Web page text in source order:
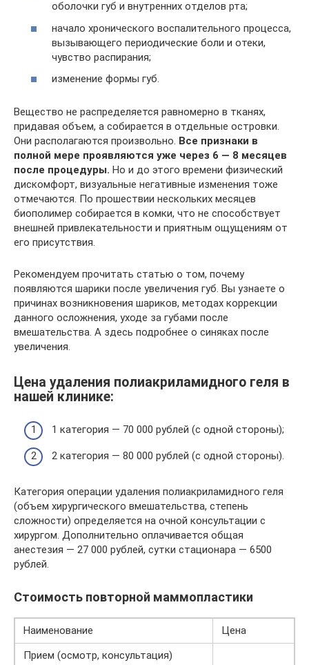
оболочки губ и внутренних отделов рта;
начало хронического воспалительного процесса,
вызывающего периодические боли и отеки,
чувство распирания;
изменение формы губ.
Вещество не распределяется равномерно в тканях,
придавая объем, а собирается в отдельные островки.
Они располагаются произвольно. Все признаки в
полной мере проявляются уже через 6 — 8 месяцев
после процедуры. Но и до этого времени физический
дискомфорт, визуальные негативные изменения тоже
отмечаются. По прошествии нескольких месяцев
биополимер собирается в комки, что не способствует
внешней привлекательности и приятным ощущениям от
его присутствия.
Рекомендуем прочитать статью о том, почему
появляются шарики после увеличения губ. Вы узнаете о
причинах возникновения шариков, методах коррекции
данного осложнения, уходе за губами после
вмешательства. А здесь подробнее о синяках после
увеличения.
Цена удаления полиакриламидного геля в
нашей клинике:
1 категория — 70 000 рублей (с одной стороны);
2 категория — 80 000 рублей (с одной стороны).
Категория операции удаления полиакриламидного геля
(объем хирургического вмешательства, степень
сложности) определяется на очной консультации с
хирургом. Дополнительно оплачивается общая
анестезия — 27 000 рублей, сутки стационара — 6500
рублей.
Стоимость повторной маммопластики
Наименование
Цена
Прием (осмотр, консультация)